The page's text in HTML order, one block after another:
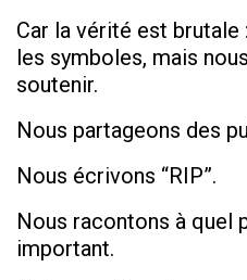
Car la vérité est brutale
les symboles, mais
soutenir.
Nous partageons des
Nous écrivons “RIP”.
Nous racontons à quel
important.